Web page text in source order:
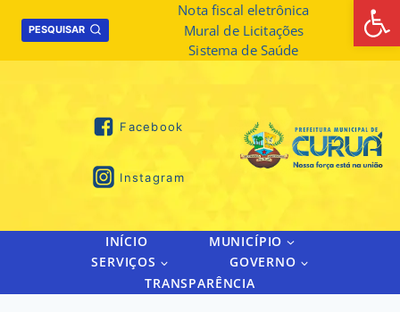
PESQUISAR
Nota fiscal eletrônica
Mural de Licitações
Sistema de Saúde
Facebook
Instagram
INÍCIO
MUNICÍPIO
SERVIÇOS
GOVERNO
TRANSPARÊNCIA